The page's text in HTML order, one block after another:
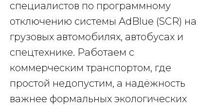
специалистов по программному
отключению системы AdBlue (SCR) на
грузовых автомобилях, автобусах и
спецтехнике. Работаем с
коммерческим транспортом, где
простой недопустим, а надёжность
важнее формальных экологических